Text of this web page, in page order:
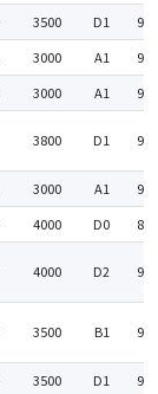
3500 D1 95
3000 A1 90
3000 A1 91
3800 D1 95
3000 A1 96
4000 D0 85
4000 D2 94
3500 B1 94
3500 D1 90